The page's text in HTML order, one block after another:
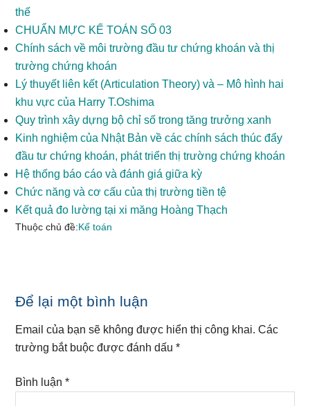
thế
CHUẨN MỰC KẾ TOÁN SỐ 03
Chính sách về môi trường đầu tư chứng khoán và thị
trường chứng khoán
Lý thuyết liên kết (Articulation Theory) và – Mô hình hai
khu vực của Harry T.Oshima
Quy trình xây dựng bộ chỉ số trong tăng trưởng xanh
Kinh nghiệm của Nhật Bản về các chính sách thúc đẩy
đầu tư chứng khoán, phát triển thị trường chứng khoán
Hệ thống báo cáo và đánh giá giữa kỳ
Chức năng và cơ cấu của thị trường tiền tệ
Kết quả đo lường tại xi măng Hoàng Thạch
Thuộc chủ đề:Kế toán
Reader
Interactions
Để lại một bình luận
Email của bạn sẽ không được hiển thị công khai. Các
trường bắt buộc được đánh dấu*
Bình luận*